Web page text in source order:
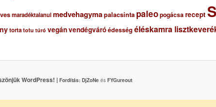
maradéktalanulmedvehagymapalacsinta paleopogácsarecept
torta totu túró vegánvendégváróédesség éléskamra
WordPress! | Fordítás: DjZoNeés FYGureout